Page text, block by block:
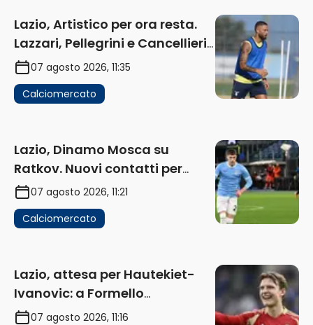
Lazio, Artistico per ora resta.
Lazzari, Pellegrini e Cancellieri
in uscita
07 agosto 2026, 11:35
Calciomercato
Lazio, Dinamo Mosca su
Ratkov. Nuovi contatti per
Pinamonti
07 agosto 2026, 11:21
Calciomercato
Lazio, attesa per Hautekiet-
Ivanovic: a Formello
attendono risposte
07 agosto 2026, 11:16